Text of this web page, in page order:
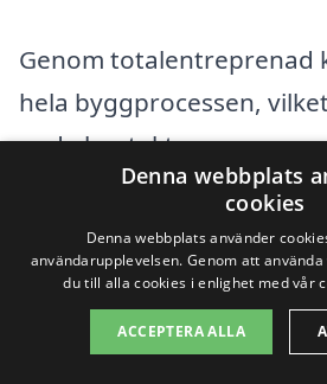
Genom totalentreprenad
hela byggprocessen,
enda kontaktperson
Vare sig du planerar en
en renovering kan det
att konkurrensutsätta
entreprenörer för att få
erbjudandet på
Denna webbplats
cookies
Denna webbplats använder
användarupplevelsen. Genom att
du till alla cookies i enlighet med vår
ACCEPTERA ALLA